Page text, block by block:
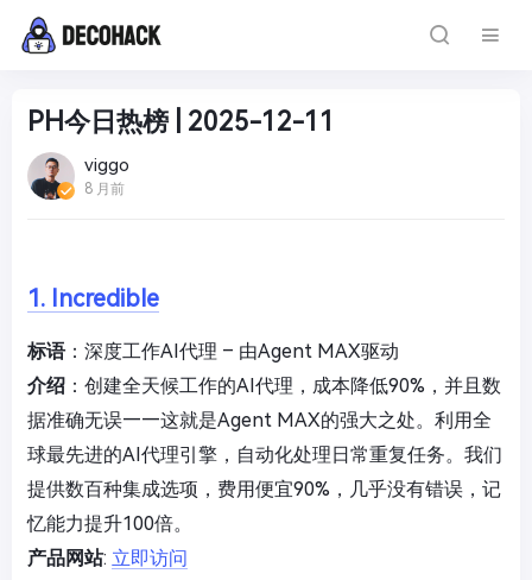
PH今日热榜 | 2025-12-11
viggo
8 月前
1. Incredible
标语：深度工作AI代理 – 由Agent MAX驱动
介绍 ：创建全天候工作的AI代理，成本降低90%，并且数
据准确无误——这就是Agent MAX的强大之处。利用全
球最先进的AI代理引擎，自动化处理日常重复任务。我们
提供数百种集成选项，费用便宜90%，几乎没有错误，记
忆能力提升100倍。
产品网站: 立即访问